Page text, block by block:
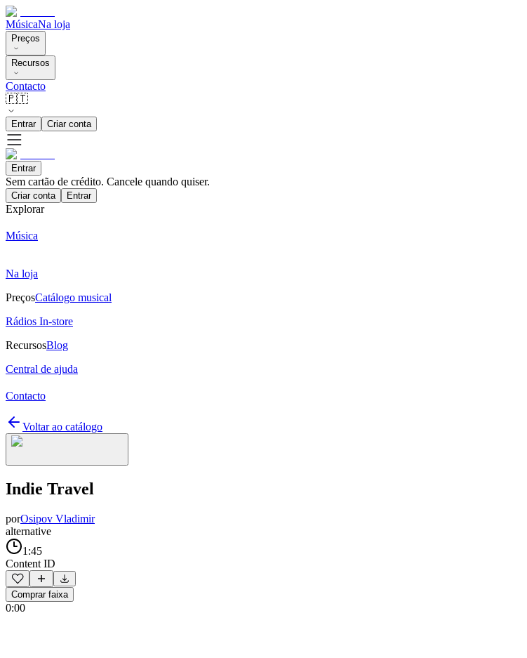
MúsicaNa loja
Preços
Recursos
Contacto
🇵🇹
Entrar Criar conta
Entrar
Sem cartão de crédito. Cancele quando quiser.
Criar conta Entrar
Explorar
Música
Na loja
PreçosCatálogo musical
Rádios In-store
RecursosBlog
Central de ajuda
Contacto
Voltar ao catálogo
Indie Travel
porOsipov Vladimir
alternative
1:45
Content ID
Comprar faixa
0:00